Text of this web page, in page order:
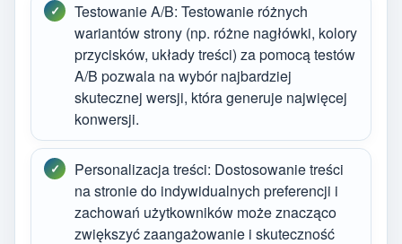
Testowanie A/B: Testowanie różnych
wariantów strony (np. różne nagłówki, kolory
przycisków, układy treści) za pomocą testów
A/B pozwala na wybór najbardziej
skutecznej wersji, która generuje najwięcej
konwersji.
Personalizacja treści: Dostosowanie treści
na stronie do indywidualnych preferencji i
zachowań użytkowników może znacząco
zwiększyć zaangażowanie i skuteczność